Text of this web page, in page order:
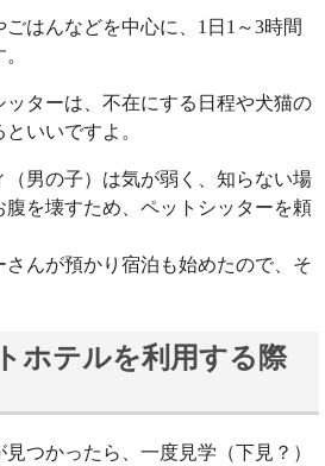
はんなどを中心に、1日1～3時間
ターは、不在にする日程や犬猫の
いいですよ。
男の子）は気が弱く、知らない場
腹を壊すため、ペットシッターを頼
んが預かり宿泊も始めたので、そ
ホテルを利用する際
つかったら、一度見学（下見？）